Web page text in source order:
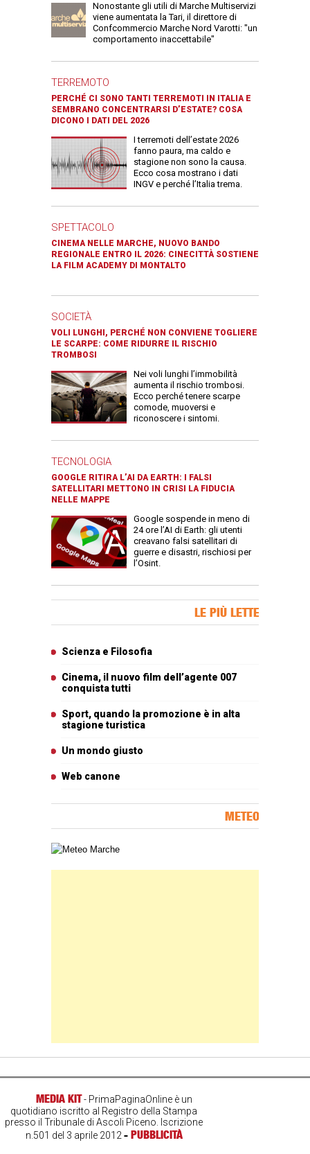
Nonostante gli utili di Marche Multiservizi
viene aumentata la Tari, il direttore di
Confcommercio Marche Nord Varotti: "un
comportamento inaccettabile"
TERREMOTO
PERCHÉ CI SONO TANTI TERREMOTI IN ITALIA E
SEMBRANO CONCENTRARSI D’ESTATE? COSA
DICONO I DATI DEL 2026
I terremoti dell’estate 2026
fanno paura, ma caldo e
stagione non sono la causa.
Ecco cosa mostrano i dati
INGV e perché l’Italia trema.
SPETTACOLO
CINEMA NELLE MARCHE, NUOVO BANDO
REGIONALE ENTRO IL 2026: CINECITTÀ SOSTIENE
LA FILM ACADEMY DI MONTALTO
SOCIETÀ
VOLI LUNGHI, PERCHÉ NON CONVIENE TOGLIERE
LE SCARPE: COME RIDURRE IL RISCHIO
TROMBOSI
Nei voli lunghi l’immobilità
aumenta il rischio trombosi.
Ecco perché tenere scarpe
comode, muoversi e
riconoscere i sintomi.
TECNOLOGIA
GOOGLE RITIRA L’AI DA EARTH: I FALSI
SATELLITARI METTONO IN CRISI LA FIDUCIA
NELLE MAPPE
Google sospende in meno di
24 ore l’AI di Earth: gli utenti
creavano falsi satellitari di
guerre e disastri, rischiosi per
l’Osint.
LE PIÙ LETTE
Scienza e Filosofia
Cinema, il nuovo film dell’agente 007
conquista tutti
Sport, quando la promozione è in alta
stagione turistica
Un mondo giusto
Web canone
METEO
Carta meteorologica delle Marche
MEDIA KIT- PrimaPaginaOnline è un
quotidiano iscritto al Registro della Stampa
presso il Tribunale di Ascoli Piceno. Iscrizione
n.501 del 3 aprile 2012- PUBBLICITÀ